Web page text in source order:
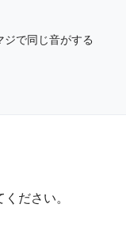
で同じ音がする
ください。